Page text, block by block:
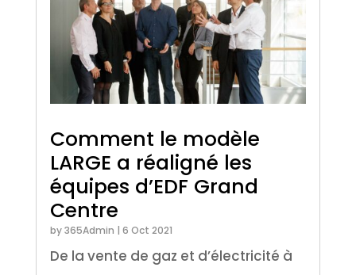
Comment le modèle
LARGE a réaligné les
équipes d’EDF Grand
Centre
by365Admin | 6 Oct 2021
De la vente de gaz et d’électricité à